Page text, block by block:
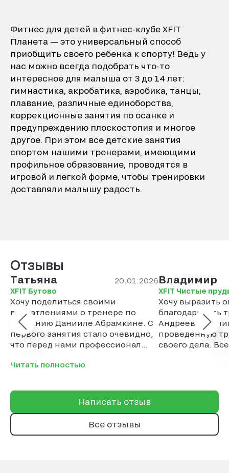
Фитнес для детей в фитнес-клубе XFIT
Планета — это универсальный способ
приобщить своего ребенка к спорту! Ведь у
нас можно всегда подобрать что-то
интересное для малыша от 3 до 14 лет:
гимнастика, акробатика, аэробика, танцы,
плавание, различные единоборства,
коррекционные занятия по осанке и
предупреждению плоскостопия и многое
другое. При этом все детские занятия
спортом нашими тренерами, имеющими
профильное образование, проводятся в
игровой и легкой форме, чтобы тренировки
доставляли малышу радость.
Отзывы
Татьяна 20.01.2026
XFIT Бутово
Хочу поделиться своими
впечатлениями о тренере по
плаванию Данииле Абрамкине. С
первого занятия стало очевидно,
что перед нами профессионал
отметить его индивидуальный
умение тренера создавать
комфортную атмосферу на
занятиях. Никаких криков и
давления, только конструктивная
Читать полностью
Владимир
XFIT Чистые
Хочу выразить
благодарность
Андреевой
проведенную
своего дела.
Написать отзыв
Все отзывы